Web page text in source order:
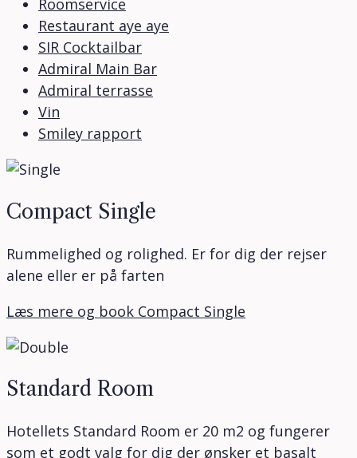
Roomservice
Restaurant aye aye
SIR Cocktailbar
Admiral Main Bar
Admiral terrasse
Vin
Smiley rapport
Compact Single
Rummelighed og rolighed. Er for dig der rejser
alene eller er på farten
Læs mere og book Compact Single
Standard Room
Hotellets Standard Room er 20 m2 og fungerer
som et godt valg for dig der ønsker et basalt